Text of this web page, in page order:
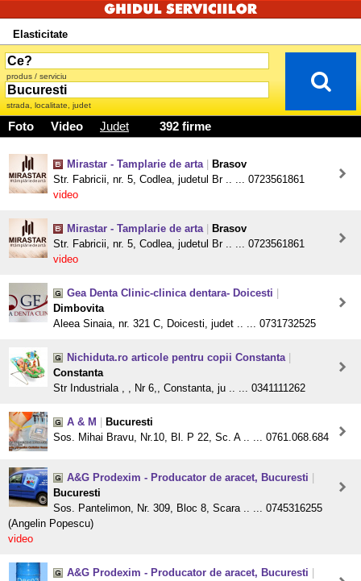
Elasticitate
produs / serviciu
strada, localitate, judet
Foto Video Judet 392 firme
Mirastar - Tamplarie de arta
Brasov
Str. Fabricii, nr. 5, Codlea, judetul Br .. ... 0723561861
video
Mirastar - Tamplarie de arta
Brasov
Str. Fabricii, nr. 5, Codlea, judetul Br .. ... 0723561861
video
Gea Denta Clinic-clinica dentara- Doicesti
Dimbovita
Aleea Sinaia, nr. 321 C, Doicesti, judet .. ... 0731732525
Nichiduta.ro articole pentru copii Constanta
Constanta
Str Industriala , , Nr 6,, Constanta, ju .. ... 0341111262
A & M
Bucuresti
Sos. Mihai Bravu, Nr.10, Bl. P 22, Sc. A .. ... 0761.068.684
A&G Prodexim - Producator de aracet, Bucuresti
Bucuresti
Sos. Pantelimon, Nr. 309, Bloc 8, Scara .. ... 0745316255
(Angelin Popescu)
video
A&G Prodexim - Producator de aracet, Bucuresti